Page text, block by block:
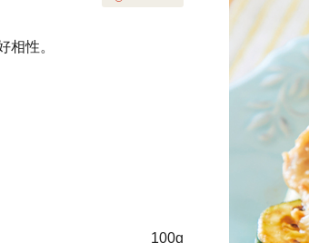
相性。
100g
（2人分）
（3人分）
おやつ・デザート